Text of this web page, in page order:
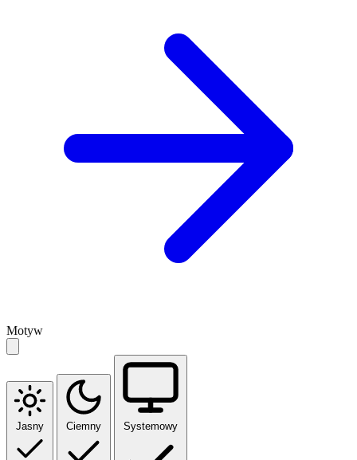
Motyw
Jasny Ciemny Systemowy